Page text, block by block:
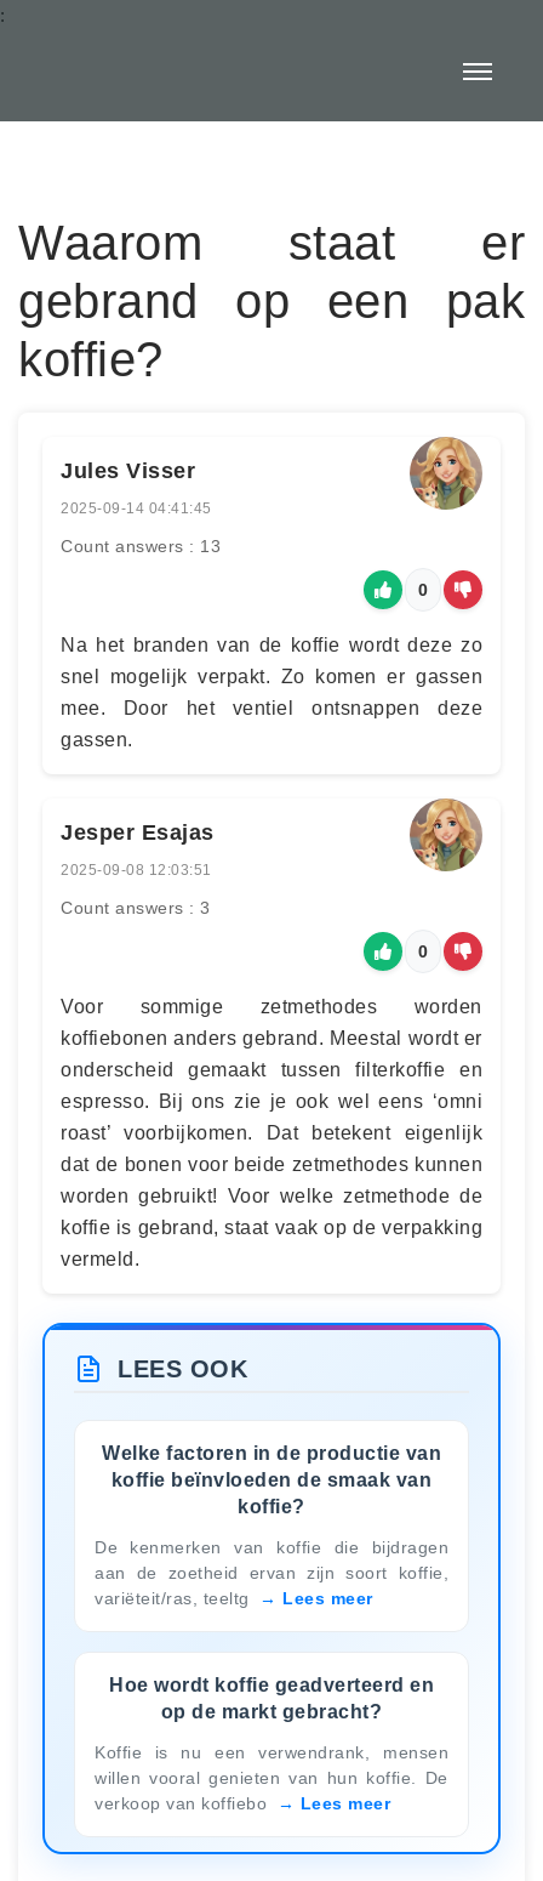
:
Waarom staat er
gebrand op een pak
koffie?
Jules Visser
2025-09-14 04:41:45
Count answers : 13
0
Na het branden van de koffie wordt deze zo
snel mogelijk verpakt. Zo komen er gassen
mee. Door het ventiel ontsnappen deze
gassen.
Jesper Esajas
2025-09-08 12:03:51
Count answers : 3
0
Voor sommige zetmethodes worden
koffiebonen anders gebrand. Meestal wordt er
onderscheid gemaakt tussen filterkoffie en
espresso. Bij ons zie je ook wel eens ‘omni
roast’ voorbijkomen. Dat betekent eigenlijk
dat de bonen voor beide zetmethodes kunnen
worden gebruikt! Voor welke zetmethode de
koffie is gebrand, staat vaak op de verpakking
vermeld.
LEES OOK
Welke factoren in de productie van
koffie beïnvloeden de smaak van
koffie?
De kenmerken van koffie die bijdragen
aan de zoetheid ervan zijn soort koffie,
variëteit/ras, teeltg
Lees meer
Hoe wordt koffie geadverteerd en
op de markt gebracht?
Koffie is nu een verwendrank, mensen
willen vooral genieten van hun koffie. De
verkoop van koffiebo
Lees meer